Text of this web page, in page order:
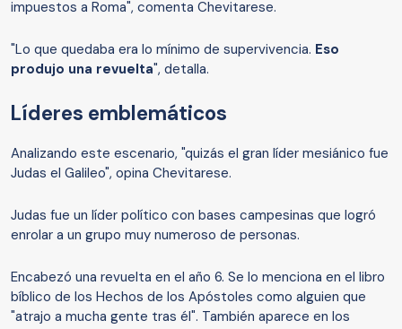
impuestos a Roma", comenta Chevitarese.
"Lo que quedaba era lo mínimo de supervivencia. Eso
produjo una revuelta", detalla.
Líderes emblemáticos
Analizando este escenario, "quizás el gran líder mesiánico fue
Judas el Galileo", opina Chevitarese.
Judas fue un líder político con bases campesinas que logró
enrolar a un grupo muy numeroso de personas.
Encabezó una revuelta en el año 6. Se lo menciona en el libro
bíblico de los Hechos de los Apóstoles como alguien que
"atrajo a mucha gente tras él". También aparece en los